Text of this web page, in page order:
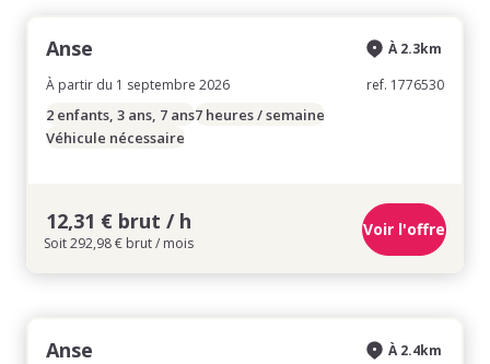
Anse
À partir du 1 septembre 2026
À 2.3km
ref. 1776530
2 enfants, 3 ans, 7 ans7 heures / semaine
Véhicule nécessaire
12,31 € brut / h
Soit 292,98 € brut / mois
Voir l'offre
Anse
À 2.4km